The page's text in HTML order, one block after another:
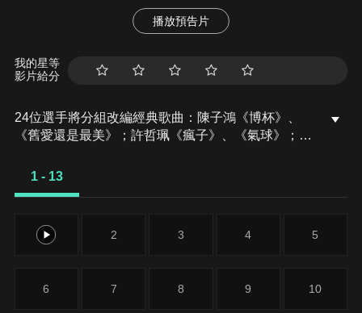
播放預告片
我的星等
影片給分
24位選手將分組改編經典歌曲：陳子鴻《博杯》、
《舊愛還是最美》；許哲珮《瘋子》、《氣球》；林
一組可以獲得原創人的青睞呢？
1 - 13
1 2 3 4 5
6 7 8 9 10